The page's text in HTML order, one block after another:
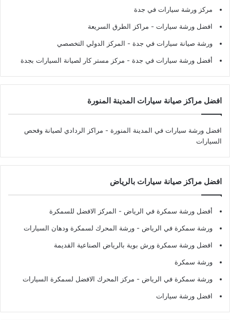
مركز ورشة سيارات في جدة
افضل ورشة سيارات - مراكز الطرق السريعة
ورشة صيانة سيارات في جدة - المركز الدولي التخصصي
أفضل ورشة سيارات في جدة - مركز مستر كار لصيانة السيارات بجدة
افضل مراكز صيانة سيارات المدينة المنورة
افضل ورشة سيارات في المدينة المنورة - مراكز الردادي لصيانة وفحص
السيارات
افضل مراكز صيانة سيارات بالرياض
أفضل ورشة سمكرة في الرياض - المركز الافضل للسمكرة
ورشة سمكرة في الرياض - ورشة المحرك لسمكرة ودهان السيارات
افضل ورشة سمكرة ورش بوية بالرياض الصناعية القديمة
ورشة سمكرة
ورشة سمكرة في الرياض - مركز المحرك الافضل لسمكرة السيارات
افضل ورشة سيارات